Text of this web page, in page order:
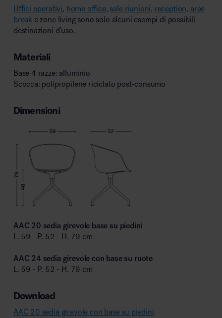
Uffici operativi, home office, sale riunioni, reception, aree
break e zone living sono solo alcuni esempi di possibili
destinazioni d’uso.
Materiali
Base 4 razze: alluminio
Scocca: polipropilene riciclato post-consumo
Dimensioni
AAC 20 sedia girevole base su piedini
L. 59 - P. 52 - H. 79 cm
AAC 24 sedia girevole con base su ruote
L. 59 - P. 52 - H. 79 cm
Download
AAC 20 sedia girevole con base su piedini